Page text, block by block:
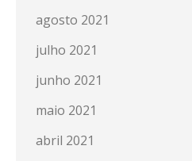
agosto 2021
julho 2021
junho 2021
maio 2021
abril 2021